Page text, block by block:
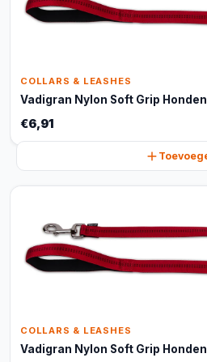
COLLARS & LEASHES
Vadigran Nylon Soft Grip
€6,91
COLLARS & LEASHES
Vadigran Nylon Soft Grip